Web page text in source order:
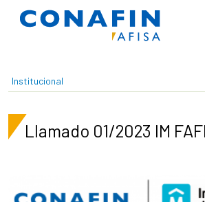
Pasar al contenido principal
Institucional
Llamado 01/2023 IM